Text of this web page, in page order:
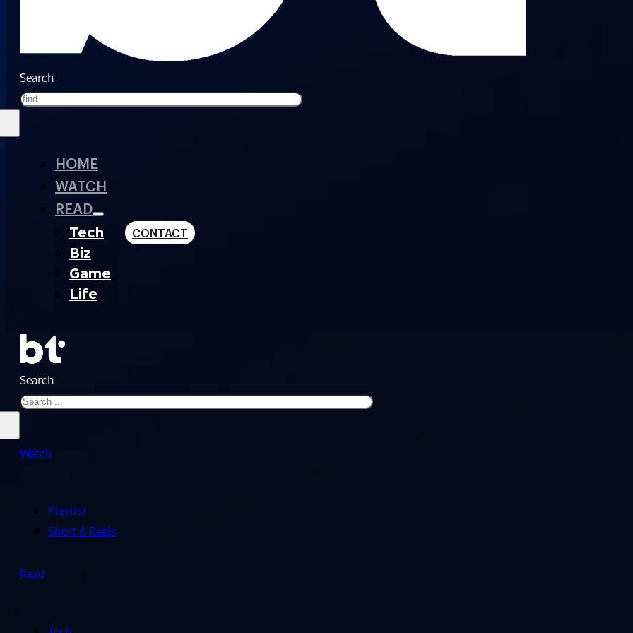
Search
HOME
WATCH
READ
Tech
Biz
Game
Life
CONTACT
Search
Watch
Playlist
Short & Reels
Read